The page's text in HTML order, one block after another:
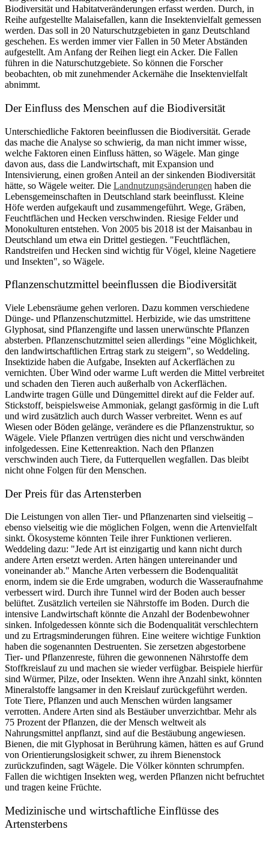
Biodiversität und Habitatveränderungen erfasst werden. Durch, in
Reihe aufgestellte Malaisefallen, kann die Insektenvielfalt gemessen
werden. Das soll in 20 Naturschutzgebieten in ganz Deutschland
geschehen. Es werden immer vier Fallen in 50 Meter Abständen
aufgestellt. Am Anfang der Reihen liegt ein Acker. Die Fallen
führen in die Naturschutzgebiete. So können die Forscher
beobachten, ob mit zunehmender Ackernähe die Insektenvielfalt
abnimmt.
Der Einfluss des Menschen auf die Biodiversität
Unterschiedliche Faktoren beeinflussen die Biodiversität. Gerade
das mache die Analyse so schwierig, da man nicht immer wisse,
welche Faktoren einen Einfluss hätten, so Wägele. Man ginge
davon aus, dass die Landwirtschaft, mit Expansion und
Intensivierung, einen großen Anteil an der sinkenden Biodiversität
hätte, so Wägele weiter. Die Landnutzungsänderungen haben die
Lebensgemeinschaften in Deutschland stark beeinflusst. Kleine
Höfe werden aufgekauft und zusammengeführt. Wege, Gräben,
Feuchtflächen und Hecken verschwinden. Riesige Felder und
Monokulturen entstehen. Von 2005 bis 2018 ist der Maisanbau in
Deutschland um etwa ein Drittel gestiegen. "Feuchtflächen,
Randstreifen und Hecken sind wichtig für Vögel, kleine Nagetiere
und Insekten", so Wägele.
Pflanzenschutzmittel beeinflussen die Biodiversität
Viele Lebensräume gehen verloren. Dazu kommen verschiedene
Dünge- und Pflanzenschutzmittel. Herbizide, wie das umstrittene
Glyphosat, sind Pflanzengifte und lassen unerwünschte Pflanzen
absterben. Pflanzenschutzmittel seien allerdings "eine Möglichkeit,
den landwirtschaftlichen Ertrag stark zu steigern", so Weddeling.
Insektizide haben die Aufgabe, Insekten auf Ackerflächen zu
vernichten. Über Wind oder warme Luft werden die Mittel verbreitet
und schaden den Tieren auch außerhalb von Ackerflächen.
Landwirte tragen Gülle und Düngemittel direkt auf die Felder auf.
Stickstoff, beispielsweise Ammoniak, gelangt gasförmig in die Luft
und wird zusätzlich auch durch Wasser verbreitet. Wenn es auf
Wiesen oder Böden gelänge, verändere es die Pflanzenstruktur, so
Wägele. Viele Pflanzen vertrügen dies nicht und verschwänden
infolgedessen. Eine Kettenreaktion. Nach den Pflanzen
verschwinden auch Tiere, da Futterquellen wegfallen. Das bleibt
nicht ohne Folgen für den Menschen.
Der Preis für das Artensterben
Die Leistungen von allen Tier- und Pflanzenarten sind vielseitig –
ebenso vielseitig wie die möglichen Folgen, wenn die Artenvielfalt
sinkt. Ökosysteme könnten Teile ihrer Funktionen verlieren.
Weddeling dazu: "Jede Art ist einzigartig und kann nicht durch
andere Arten ersetzt werden. Arten hängen untereinander und
voneinander ab." Manche Arten verbessern die Bodenqualität
enorm, indem sie die Erde umgraben, wodurch die Wasseraufnahme
verbessert wird. Durch ihre Tunnel wird der Boden auch besser
belüftet. Zusätzlich verteilen sie Nährstoffe im Boden. Durch die
intensive Landwirtschaft könnte die Anzahl der Bodenbewohner
sinken. Infolgedessen könnte sich die Bodenqualität verschlechtern
und zu Ertragsminderungen führen. Eine weitere wichtige Funktion
haben die sogenannten Destruenten. Sie zersetzen abgestorbene
Tier- und Pflanzenreste, führen die gewonnenen Nährstoffe dem
Stoffkreislauf zu und machen sie wieder verfügbar. Beispiele hierfür
sind Würmer, Pilze, oder Insekten. Wenn ihre Anzahl sinkt, könnten
Mineralstoffe langsamer in den Kreislauf zurückgeführt werden.
Tote Tiere, Pflanzen und auch Menschen würden langsamer
verrotten. Andere Arten sind als Bestäuber unverzichtbar. Mehr als
75 Prozent der Pflanzen, die der Mensch weltweit als
Nahrungsmittel anpflanzt, sind auf die Bestäubung angewiesen.
Bienen, die mit Glyphosat in Berührung kämen, hätten es auf Grund
von Orientierungslosigkeit schwer, zu ihrem Bienenstock
zurückzufinden, sagt Wägele. Die Völker könnten schrumpfen.
Fallen die wichtigen Insekten weg, werden Pflanzen nicht befruchtet
und tragen keine Früchte.
Medizinische und wirtschaftliche Einflüsse des
Artensterbens